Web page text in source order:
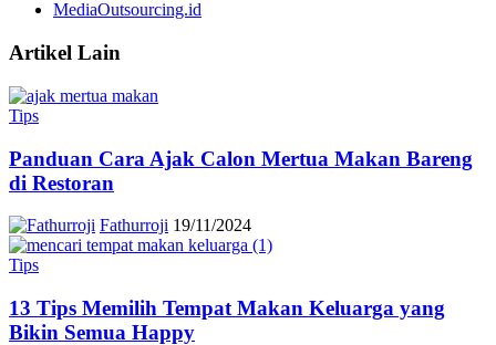
MediaOutsourcing.id
Artikel Lain
Tips
Panduan Cara Ajak Calon Mertua Makan Bareng
di Restoran
Fathurroji 19/11/2024
Tips
13 Tips Memilih Tempat Makan Keluarga yang
Bikin Semua Happy